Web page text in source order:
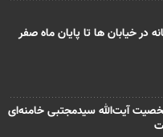
در خیابان ها تا پایان ماه صفر
آیت‌الله سیدمجتبی خامنه‌ای